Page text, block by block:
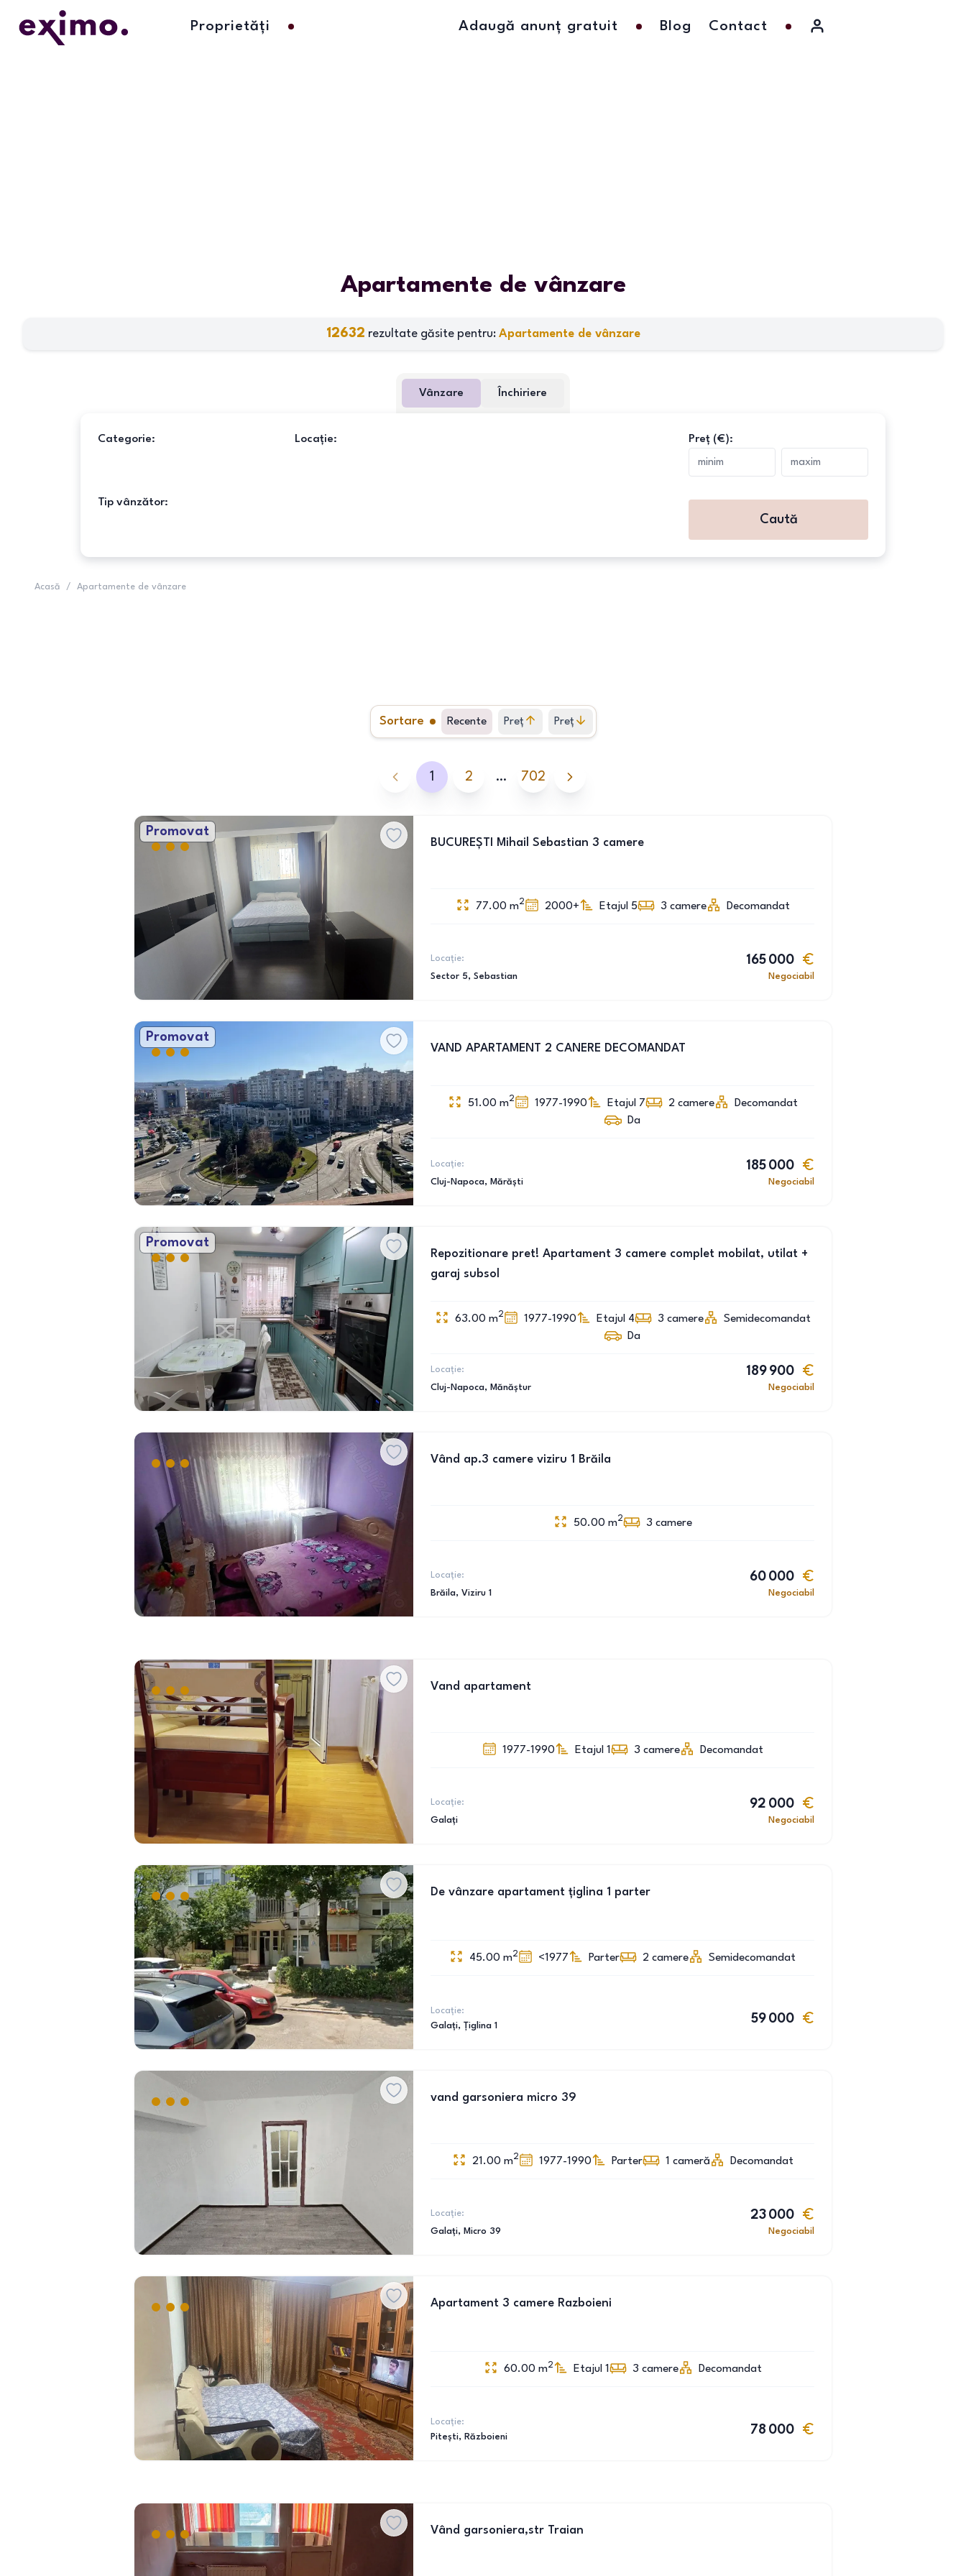
Proprietăți Adaugă anunț gratuit Blog Contact
Apartamente de vânzare
12632 rezultate găsite pentru: Apartamente de vânzare
Vânzare Închiriere
Categorie: Locație: Preț (€):
Tip vânzător:
Caută
Acasă / Apartamente de vânzare
Sortare Recente Preț
crescător
Preț
descrescător
1 2 … 702
Promovat
BUCUREȘTI Mihail Sebastian 3 camere
77.00 m2 2000+ Etajul 5 3 camere Decomandat
Locație:
Sector 5, Sebastian
165 000
Negociabil
Promovat
VAND APARTAMENT 2 CANERE DECOMANDAT
51.00 m2 1977-1990 Etajul 7 2 camere
Decomandat
Da
Locație:
Cluj-Napoca, Mărăști
185 000
Negociabil
Promovat
Repozitionare pret! Apartament 3 camere complet mobilat, utilat +
garaj subsol
63.00 m2 1977-1990 Etajul 4 3 camere
Semidecomandat
Da
Locație:
Cluj-Napoca, Mănăștur
189 900
Negociabil
Vând ap.3 camere viziru 1 Brăila
50.00 m2 3 camere
Locație:
Brăila, Viziru 1
60 000
Negociabil
Vand apartament
1977-1990 Etajul 1 3 camere Decomandat
Locație:
Galați
92 000
Negociabil
De vânzare apartament țiglina 1 parter
45.00 m2 <1977 Parter 2 camere Semidecomandat
Locație:
Galați, Țiglina 1
59 000
vand garsoniera micro 39
21.00 m2 1977-1990 Parter 1 cameră Decomandat
Locație:
Galați, Micro 39
23 000
Negociabil
Apartament 3 camere Razboieni
60.00 m2 Etajul 1 3 camere Decomandat
Locație:
Pitești, Războieni
78 000
Vând garsoniera,str Traian